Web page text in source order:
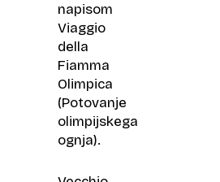
napisom
Viaggio
della
Fiamma
Olimpica
(Potovanje
olimpijskega
ognja).